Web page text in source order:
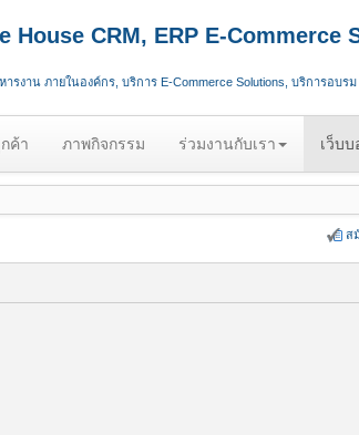
House CRM, ERP E-Commerce
รงาน ภายในองค์กร, บริการ E-Commerce Solutions, บริการอบร
ค้า ภาพกิจกรรม ร่วมงานกับเรา เว็บบ
ส